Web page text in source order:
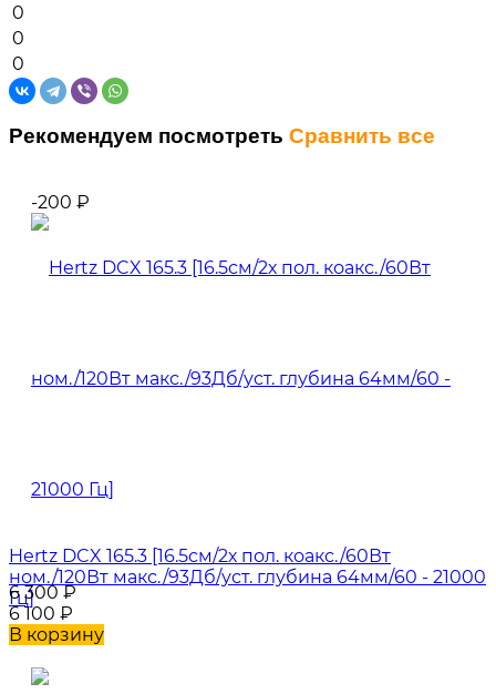
0
0
0
Рекомендуем посмотреть Сравнить все
-200 ₽
Hertz DCX 165.3 [16.5см/2х пол. коакс./60Вт
ном./120Вт макс./93Дб/уст. глубина 64мм/60 - 21000
Гц]
6 300₽
6 100 ₽
В корзину